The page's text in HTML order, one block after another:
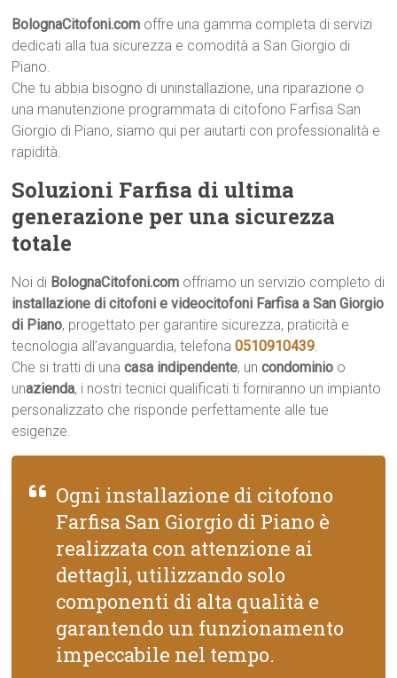
BolognaCitofoni.com offre una gamma completa di servizi
dedicati alla tua sicurezza e comodità a San Giorgio di
Piano.
Che tu abbia bisogno di uninstallazione, una riparazione o
una manutenzione programmata di citofono Farfisa San
Giorgio di Piano, siamo qui per aiutarti con professionalità e
rapidità.
Soluzioni Farfisa di ultima
generazione per una sicurezza
totale
Noi di BolognaCitofoni.com offriamo un servizio completo di
installazione di citofoni e videocitofoni Farfisa a San Giorgio
di Piano, progettato per garantire sicurezza, praticità e
tecnologia all’avanguardia, telefona0510910439.
Che si tratti di unacasa indipendente, uncondominio o
unazienda, i nostri tecnici qualificati ti forniranno un impianto
personalizzato che risponde perfettamente alle tue
esigenze.
Ogni installazione di citofono
Farfisa San Giorgio di Piano è
realizzata con attenzione ai
dettagli, utilizzando solo
componenti di alta qualità e
garantendo un funzionamento
impeccabile nel tempo.